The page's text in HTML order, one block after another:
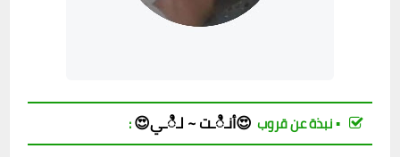
▪︎ نبذة عن قروب 😍أنـಿـت ~ لـಿـي😍 :